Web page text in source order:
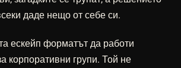
даде нещо от себе си.
ескейп форматът да работи
корпоративни групи. Той не